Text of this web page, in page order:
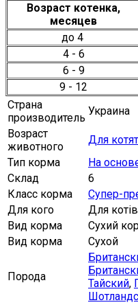
Возраст котенка,
месяцев
до 4
4 - 6
6 - 9
9 - 12
Страна
производитель
Украина
Возраст
животного
Для котят
Тип корма
На
Склад
6
Класс корма
Супер-
Для кого
Для котів
Вид корма
Сухий
Вид корма
Сухой
Порода
Тайский,